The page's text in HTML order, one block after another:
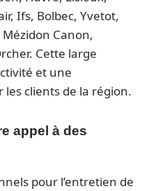
Ifs, Bolbec, Yvetot,
Canon,
Cette large
et une
clients de la région.
appel à des
pour l’entretien de